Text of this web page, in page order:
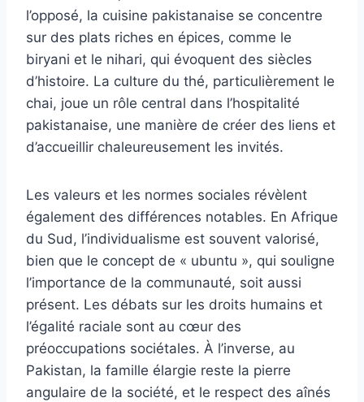
l’opposé, la cuisine pakistanaise se concentre
sur des plats riches en épices, comme le
biryani et le nihari, qui évoquent des siècles
d’histoire. La culture du thé, particulièrement le
chai, joue un rôle central dans l’hospitalité
pakistanaise, une manière de créer des liens et
d’accueillir chaleureusement les invités.
Les valeurs et les normes sociales révèlent
également des différences notables. En Afrique
du Sud, l’individualisme est souvent valorisé,
bien que le concept de « ubuntu », qui souligne
l’importance de la communauté, soit aussi
présent. Les débats sur les droits humains et
l’égalité raciale sont au cœur des
préoccupations sociétales. À l’inverse, au
Pakistan, la famille élargie reste la pierre
angulaire de la société, et le respect des aînés